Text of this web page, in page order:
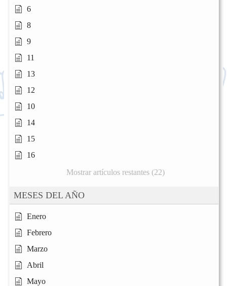
6
8
9
11
13
12
10
14
15
16
Mostrar artículos restantes (22)
MESES DEL AÑO
Enero
Febrero
Marzo
Abril
Mayo